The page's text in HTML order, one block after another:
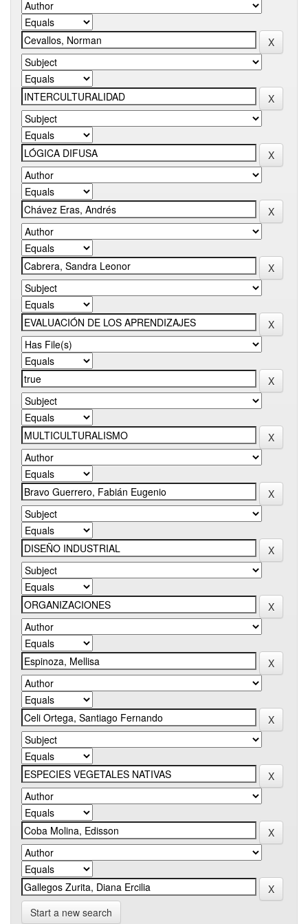
Start a new search